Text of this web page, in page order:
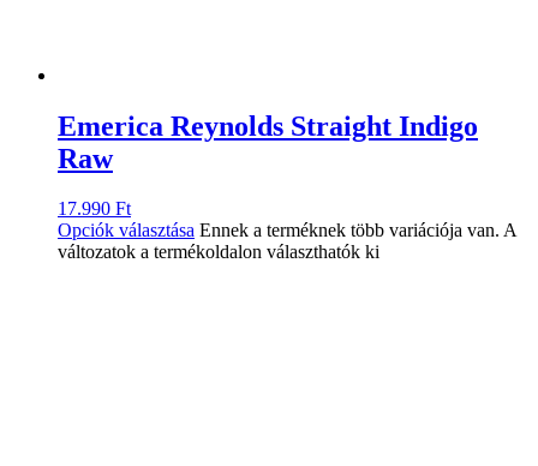
Emerica Reynolds Straight Indigo
Raw
17.990 Ft
Opciók választása Ennek a terméknek több variációja van. A
változatok a termékoldalon választhatók ki